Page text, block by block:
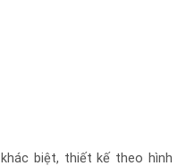
biệt, thiết kế theo hình